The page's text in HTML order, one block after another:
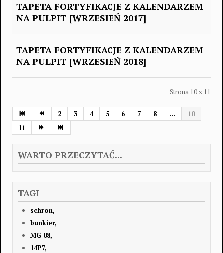
TAPETA FORTYFIKACJE Z KALENDARZEM
NA PULPIT [WRZESIEŃ 2017]
TAPETA FORTYFIKACJE Z KALENDARZEM
NA PULPIT [WRZESIEŃ 2018]
Strona 10 z 11
2 3 4 5 6 7 8 ...
10
11
WARTO PRZECZYTAĆ...
TAGI
schron,
bunkier,
MG 08,
14P7,